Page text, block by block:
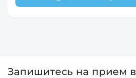
Запишитесь на прием в